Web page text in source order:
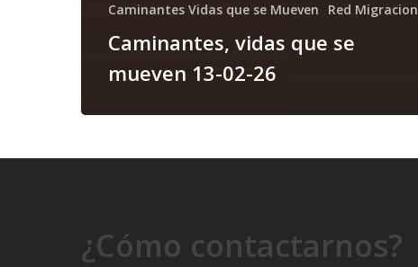
Caminantes Vidas que se Mueven Red Migracion
Caminantes, vidas que se
mueven 13-02-26
¿Cómo contactarnos?